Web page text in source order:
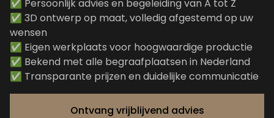
✅ Persoonlijk advies en begeleiding van A tot Z
✅ 3D ontwerp op maat, volledig afgestemd op uw
wensen
✅ Eigen werkplaats voor hoogwaardige productie
✅ Bekend met alle begraafplaatsen in Nederland
✅ Transparante prijzen en duidelijke communicatie
Ontvang vrijblijvend advies